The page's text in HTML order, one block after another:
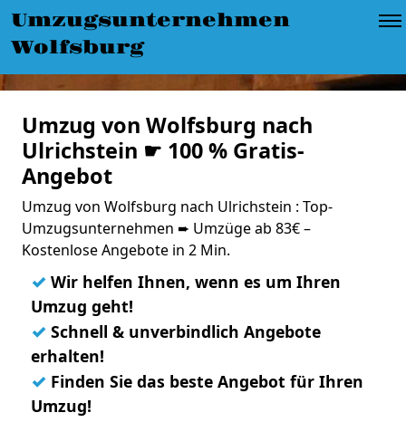
Umzugsunternehmen
Wolfsburg
Umzug von Wolfsburg nach
Ulrichstein ☛ 100 % Gratis-
Angebot
Umzug von Wolfsburg nach Ulrichstein : Top-
Umzugsunternehmen ➨ Umzüge ab 83€ –
Kostenlose Angebote in 2 Min.
✓ Wir helfen Ihnen, wenn es um Ihren
Umzug geht!
✓ Schnell & unverbindlich Angebote
erhalten!
✓ Finden Sie das beste Angebot für Ihren
Umzug!